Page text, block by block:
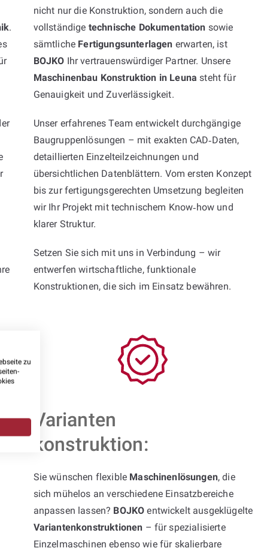
.
nicht nur die Konstruktion, sondern auch die
vollständige technische Dokumentation sowie
sämtliche Fertigungsunterlagen erwarten, ist
BOJKO Ihr vertrauenswürdiger Partner. Unsere
Maschinenbau Konstruktion in Leuna steht für
Genauigkeit und Zuverlässigkeit.
Unser erfahrenes Team entwickelt durchgängige
Baugruppenlösungen – mit exakten CAD‑Daten,
detaillierten Einzelteilzeichnungen und
übersichtlichen Datenblättern. Vom ersten Konzept
bis zur fertigungsgerechten Umsetzung begleiten
wir Ihr Projekt mit technischem Know‑how und
klarer Struktur.
Setzen Sie sich mit uns in Verbindung – wir
entwerfen wirtschaftliche, funktionale
Konstruktionen, die sich im Einsatz bewähren.
Varianten
konstruktion:
Sie wünschen flexible Maschinenlösungen, die
sich mühelos an verschiedene Einsatzbereiche
anpassen lassen? BOJKO entwickelt ausgeklügelte
Variantenkonstruktionen – für spezialisierte
Einzelmaschinen ebenso wie für skalierbare
zu